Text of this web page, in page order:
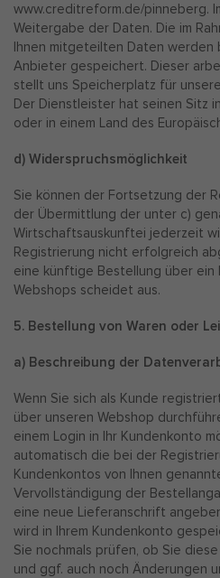
www.creditreform.de/pinneberg.
Weitergabe der Daten. Die im
Ihnen mitgeteilten Daten werden
Anbieter gespeichert. Dieser
stellt uns Speicherplatz für
Der Dienstleister hat seinen Sitz
oder in einem Land des
d) Widerspruchsmöglichkeit
Sie können der Fortsetzung der
der Übermittlung der unter c)
Wirtschaftsauskunftei jederzeit
Registrierung nicht erfolgreich
eine künftige Bestellung über ein
Webshops scheidet aus.
5. Bestellung von Waren oder
a) Beschreibung der
Wenn Sie sich als Kunde
über unseren Webshop
einem Login in Ihr Kundenkonto
automatisch die bei der
Kundenkontos von Ihnen
Vervollständigung der
eine neue Lieferanschrift
wird in Ihrem Kundenkonto
Sie nochmals prüfen, ob Sie
und ggf. auch noch Änderungen